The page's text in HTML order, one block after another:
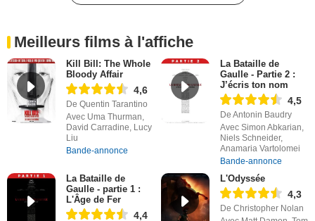
Meilleurs films à l'affiche
Kill Bill: The Whole
Bloody Affair
4,6
De Quentin Tarantino
Avec Uma Thurman,
David Carradine, Lucy
Liu
Bande-annonce
La Bataille de
Gaulle - Partie 2 :
J’écris ton nom
4,5
De Antonin Baudry
Avec Simon Abkarian,
Niels Schneider,
Anamaria Vartolomei
Bande-annonce
La Bataille de
Gaulle - partie 1 :
L'Âge de Fer
4,4
L'Odyssée
4,3
De Christopher Nolan